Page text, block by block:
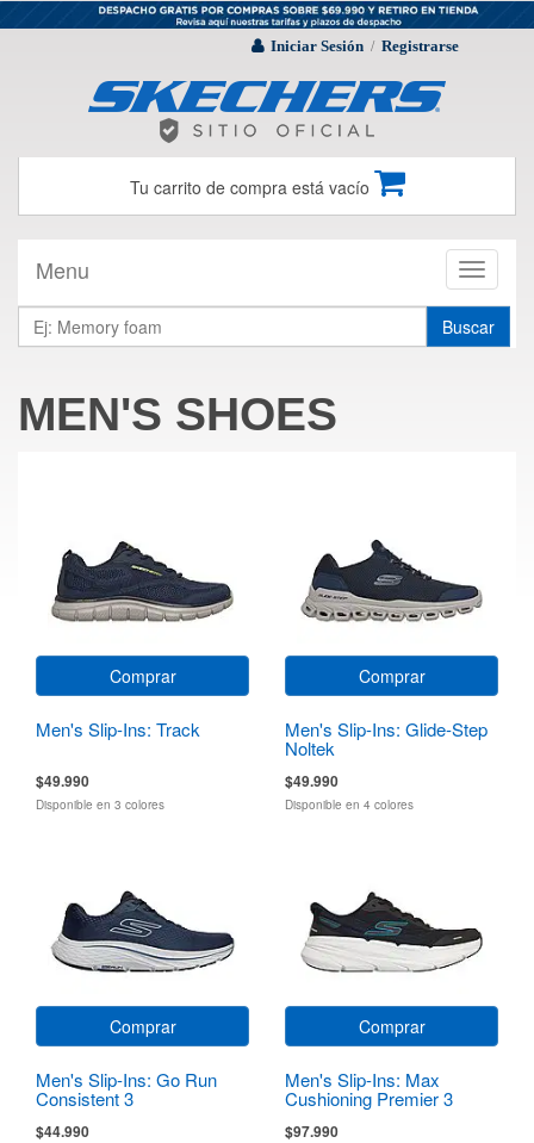
Iniciar Sesión / Registrarse
Tu carrito de compra está vacío
Toggle
Menu
Buscar
MEN'S SHOES
Comprar
Men's Slip-Ins: Track
$49.990
Disponible en 3 colores
Comprar
Men's Slip-Ins: Glide-Step
Noltek
$49.990
Disponible en 4 colores
Comprar
Men's Slip-Ins: Go Run
Consistent 3
$44.990
Comprar
Men's Slip-Ins: Max
Cushioning Premier 3
$97.990